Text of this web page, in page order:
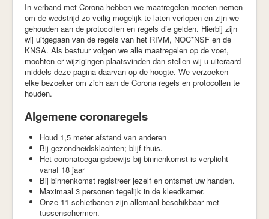
In verband met Corona hebben we maatregelen moeten nemen
om de wedstrijd zo veilig mogelijk te laten verlopen en zijn we
gehouden aan de protocollen en regels die gelden. Hierbij zijn
wij uitgegaan van de regels van het RIVM, NOC*NSF en de
KNSA. Als bestuur volgen we alle maatregelen op de voet,
mochten er wijzigingen plaatsvinden dan stellen wij u uiteraard
middels deze pagina daarvan op de hoogte. We verzoeken
elke bezoeker om zich aan de Corona regels en protocollen te
houden.
Algemene coronaregels
Houd 1,5 meter afstand van anderen
Bij gezondheidsklachten; blijf thuis.
Het coronatoegangsbewijs bij binnenkomst is verplicht
vanaf 18 jaar
Bij binnenkomst registreer jezelf en ontsmet uw handen.
Maximaal 3 personen tegelijk in de kleedkamer.
Onze 11 schietbanen zijn allemaal beschikbaar met
tussenschermen.